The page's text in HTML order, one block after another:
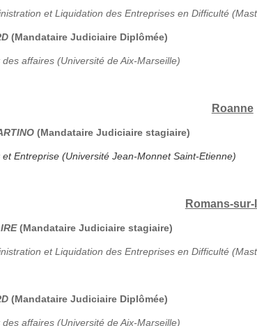
et Liquidation des Entreprises en Difficulté
(Mandataire Judiciaire Diplômée)
affaires (Université de Aix-Marseille)
Roanne
(Mandataire Judiciaire stagiaire)
Entreprise (Université Jean-Monnet Saint-Etienne)
Romans-sur-
(Mandataire Judiciaire stagiaire)
et Liquidation des Entreprises en Difficulté
(Mandataire Judiciaire Diplômée)
affaires (Université de Aix-Marseille)